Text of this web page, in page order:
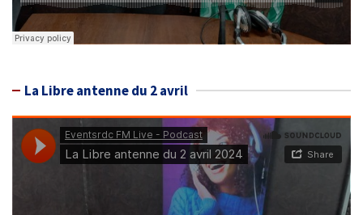
La Libre antenne du 2 avril